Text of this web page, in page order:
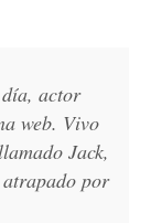
día, actor
web. Vivo
Jack,
por